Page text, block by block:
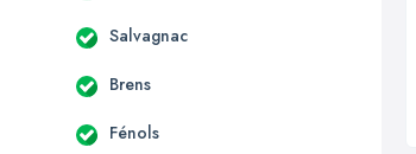
Salvagnac
Brens
Fénols